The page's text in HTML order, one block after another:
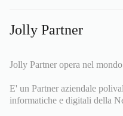
Jolly Partner
Jolly Partner opera nel
E' un Partner aziendale
informatiche e digitali della